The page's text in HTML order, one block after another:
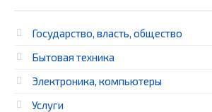
Государство, власть, общество
Бытовая техника
Электроника, компьютеры
Услуги